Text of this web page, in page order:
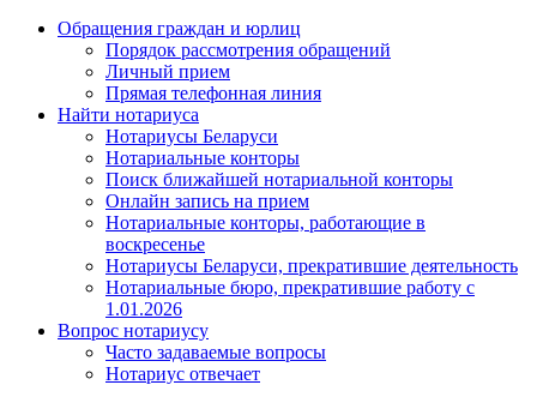
Обращения граждан и юрлиц
Порядок рассмотрения обращений
Личный прием
Прямая телефонная линия
Найти нотариуса
Нотариусы Беларуси
Нотариальные конторы
Поиск ближайшей нотариальной конторы
Онлайн запись на прием
Нотариальные конторы, работающие в
воскресенье
Нотариусы Беларуси, прекратившие деятельность
Нотариальные бюро, прекратившие работу с
1.01.2026
Вопрос нотариусу
Часто задаваемые вопросы
Нотариус отвечает